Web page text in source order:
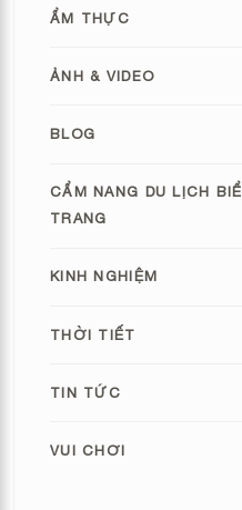
ẨM THỰC
ẢNH & VIDEO
BLOG
CẨM NANG DU LỊCH
TRANG
KINH NGHIỆM
THỜI TIẾT
TIN TỨC
VUI CHƠI